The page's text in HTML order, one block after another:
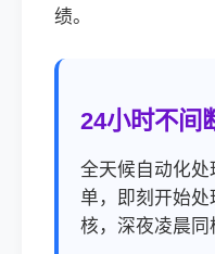
绩。
24小时不间
全天候自动化
单，即刻开始
核，深夜凌晨同